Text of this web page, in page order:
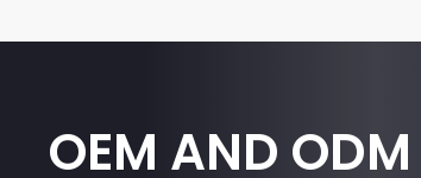
OEM AND ODM